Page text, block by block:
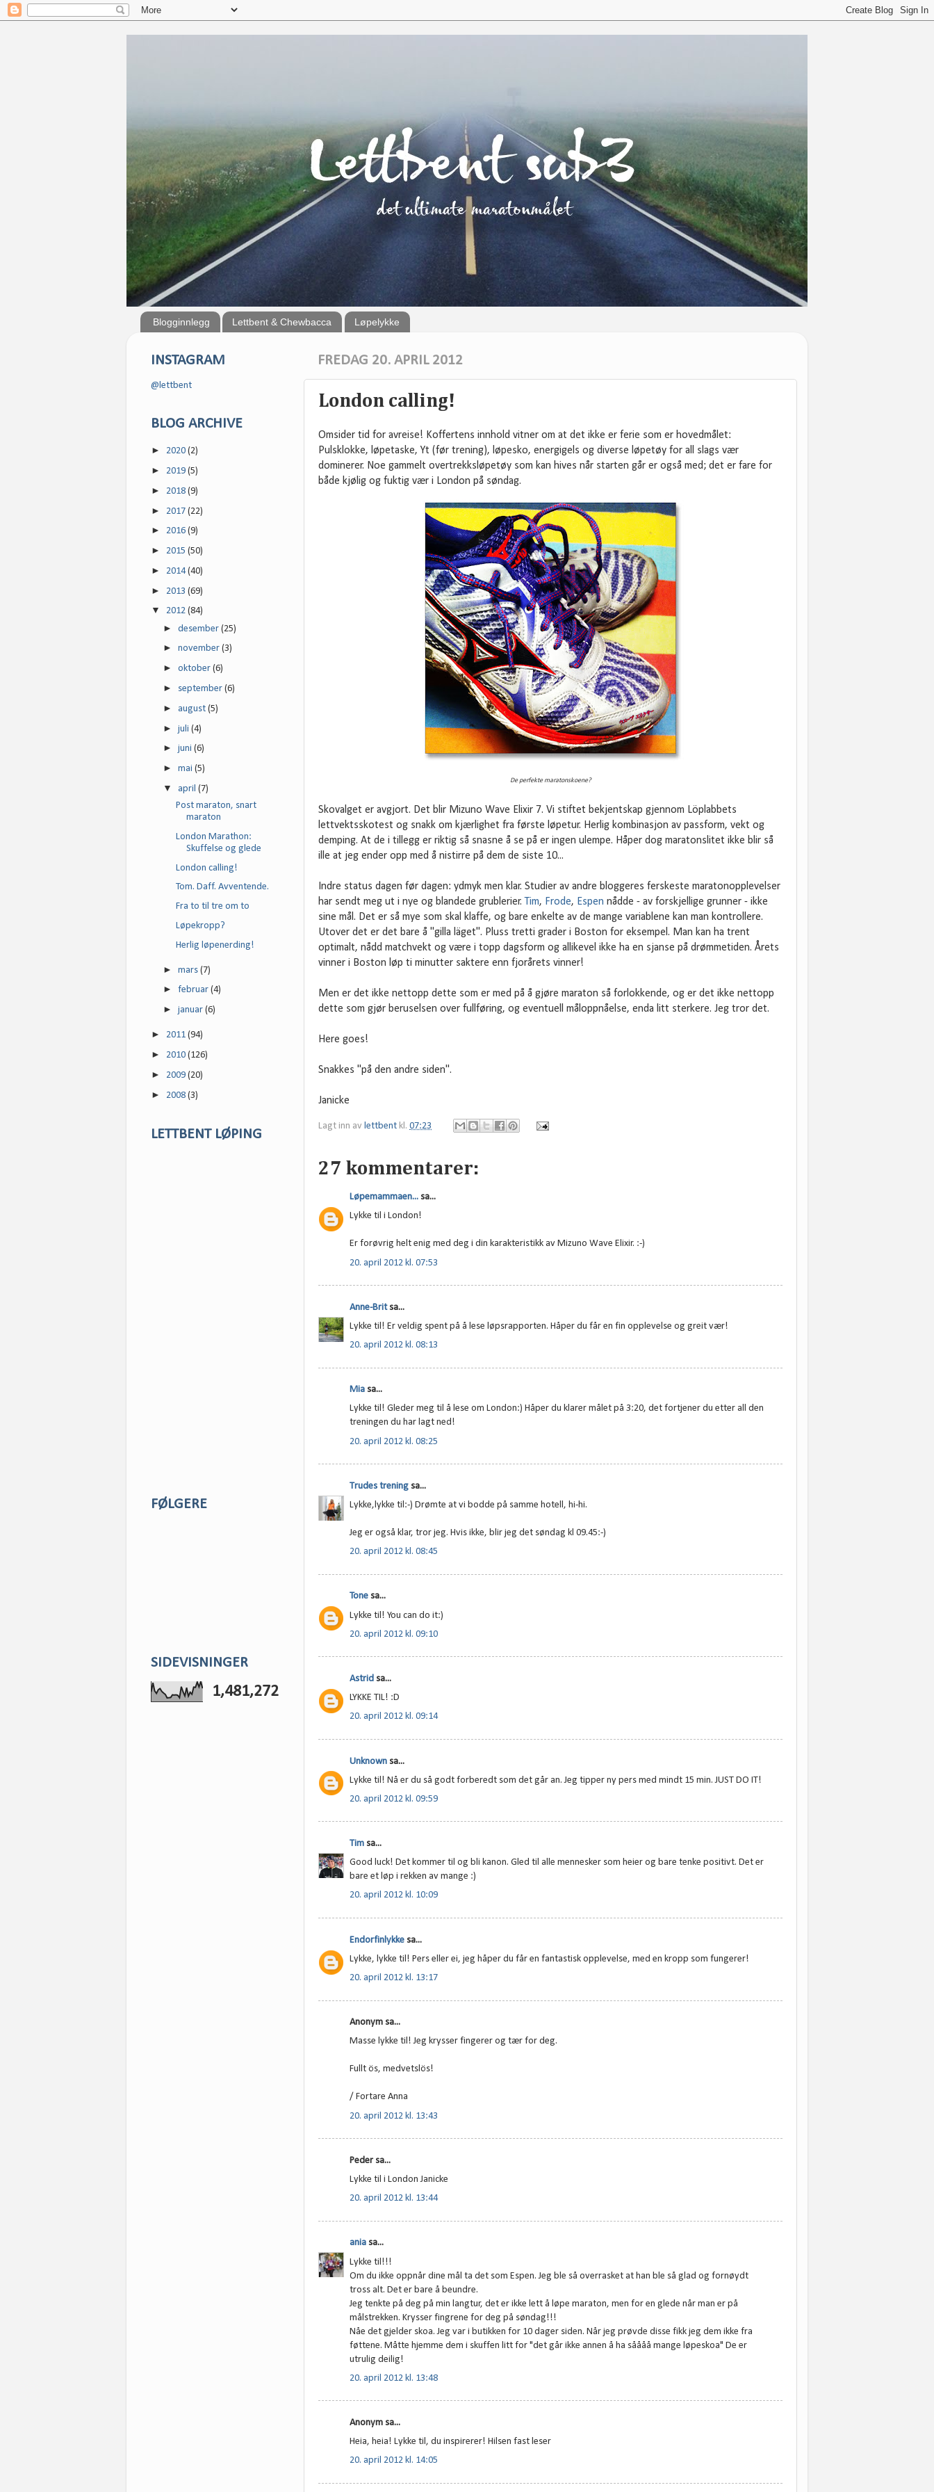
Blogginnlegg Lettbent & Chewbacca Løpelykke
FREDAG 20. APRIL 2012
London calling!
Omsider tid for avreise! Koffertens innhold vitner om at det ikke er ferie som er hovedmålet:
Pulsklokke, løpetaske, Yt (før trening), løpesko, energigels og diverse løpetøy for all slags vær
dominerer. Noe gammelt overtrekksløpetøy som kan hives når starten går er også med; det er fare for
både kjølig og fuktig vær i London på søndag.
De perfekte maratonskoene?
Skovalget er avgjort. Det blir Mizuno Wave Elixir 7. Vi stiftet bekjentskap gjennom Löplabbets
lettvektsskotest og snakk om kjærlighet fra første løpetur. Herlig kombinasjon av passform, vekt og
demping. At de i tillegg er riktig så snasne å se på er ingen ulempe. Håper dog maratonslitet ikke blir så
ille at jeg ender opp med å nistirre på dem de siste 10...
Indre status dagen før dagen: ydmyk men klar. Studier av andre bloggeres ferskeste maratonopplevelser
har sendt meg ut i nye og blandede grublerier. Tim, Frode, Espen nådde - av forskjellige grunner - ikke
sine mål. Det er så mye som skal klaffe, og bare enkelte av de mange variablene kan man kontrollere.
Utover det er det bare å "gilla läget". Pluss tretti grader i Boston for eksempel. Man kan ha trent
optimalt, nådd matchvekt og være i topp dagsform og allikevel ikke ha en sjanse på drømmetiden. Årets
vinner i Boston løp ti minutter saktere enn fjorårets vinner!
Men er det ikke nettopp dette som er med på å gjøre maraton så forlokkende, og er det ikke nettopp
dette som gjør beruselsen over fullføring, og eventuell måloppnåelse, enda litt sterkere. Jeg tror det.
Here goes!
Snakkes "på den andre siden".
Janicke
Lagt inn av lettbent kl. 07:23
27 kommentarer:
Løpemammaen... sa...
Lykke til i London!
Er forøvrig helt enig med deg i din karakteristikk av Mizuno Wave Elixir. :-)
20. april 2012 kl. 07:53
Anne-Britsa...
Lykke til! Er veldig spent på å lese løpsrapporten. Håper du får en fin opplevelse og greit vær!
20. april 2012 kl. 08:13
Mia sa...
Lykke til! Gleder meg til å lese om London:) Håper du klarer målet på 3:20, det fortjener du etter all den
treningen du har lagt ned!
20. april 2012 kl. 08:25
Trudes trening sa...
Lykke,lykke til:-) Drømte at vi bodde på samme hotell, hi-hi.
Jeg er også klar, tror jeg. Hvis ikke, blir jeg det søndag kl 09.45:-)
20. april 2012 kl. 08:45
Tone sa...
Lykke til! You can do it:)
20. april 2012 kl. 09:10
Astrid sa...
LYKKE TIL! :D
20. april 2012 kl. 09:14
Unknown sa...
Lykke til! Nå er du så godt forberedt som det går an. Jeg tipper ny pers med mindt 15 min. JUST DO IT!
20. april 2012 kl. 09:59
Tim sa...
Good luck! Det kommer til og bli kanon. Gled til alle mennesker som heier og bare tenke positivt. Det er
bare et løp i rekken av mange :)
20. april 2012 kl. 10:09
Endorfinlykke sa...
Lykke, lykke til! Pers eller ei, jeg håper du får en fantastisk opplevelse, med en kropp som fungerer!
20. april 2012 kl. 13:17
Anonym sa...
Masse lykke til! Jeg krysser fingerer og tær for deg.
Fullt ös, medvetslös!
/ Fortare Anna
20. april 2012 kl. 13:43
Peder sa...
Lykke til i London Janicke
20. april 2012 kl. 13:44
ania sa...
Lykke til!!!
Om du ikke oppnår dine mål ta det som Espen. Jeg ble så overrasket at han ble så glad og fornøydt
tross alt. Det er bare å beundre.
Jeg tenkte på deg på min langtur, det er ikke lett å løpe maraton, men for en glede når man er på
målstrekken. Krysser fingrene for deg på søndag!!!
Nåe det gjelder skoa. Jeg var i butikken for 10 dager siden. Når jeg prøvde disse fikk jeg dem ikke fra
føttene. Måtte hjemme dem i skuffen litt for "det går ikke annen å ha såååå mange løpeskoa" De er
utrulig deilig!
20. april 2012 kl. 13:48
Anonym sa...
Heia, heia! Lykke til, du inspirerer! Hilsen fast leser
20. april 2012 kl. 14:05
INSTAGRAM
@lettbent
BLOG ARCHIVE
► 2020 (2)
► 2019 (5)
► 2018 (9)
► 2017 (22)
► 2016 (9)
► 2015 (50)
► 2014(40)
► 2013 (69)
▼ 2012 (84)
►desember(25)
►november(3)
►oktober(6)
► september(6)
►august(5)
►juli(4)
►juni(6)
►mai(5)
▼april(7)
Post maraton, snart
maraton
London Marathon:
Skuffelse og glede
London calling!
Tom. Daff. Avventende.
Fra to til tre om to
Løpekropp?
Herlig løpenerding!
►mars(7)
►februar(4)
►januar(6)
► 2011 (94)
► 2010 (126)
► 2009 (20)
► 2008 (3)
LETTBENT LØPING
FØLGERE
SIDEVISNINGER
1,481,272